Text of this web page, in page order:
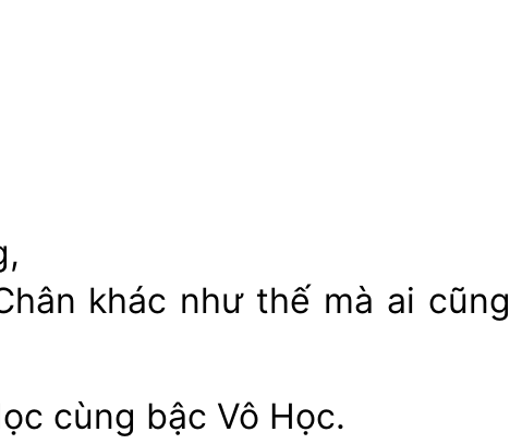
khác như thế mà ai cũng
cùng bậc Vô Học.